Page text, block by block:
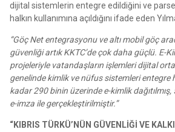
dijital sistemlerin entegre edildiğini ve
halkın kullanımına açıldığını ifade eden
“Göç Net entegrasyonu ve altı mobil göç
güvenliği artık KKTC’de çok daha güçlü. E-
projeleriyle vatandaşların işlemleri dijital
genelinde kimlik ve nüfus sistemleri entegre
kadar 290 binin üzerinde e-kimlik
e-imza ile gerçekleştirilmiştir.”
“KIBRIS TÜRKÜ’NÜN GÜVENLİĞİ VE